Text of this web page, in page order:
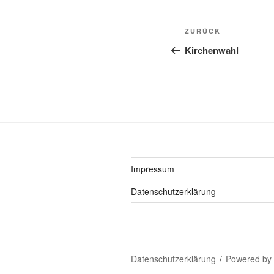
Vorheriger
Beitrag
ZURÜCK
Kirchenwahl
Impressum
Datenschutzerklärung
Datenschutzerklärung Powered